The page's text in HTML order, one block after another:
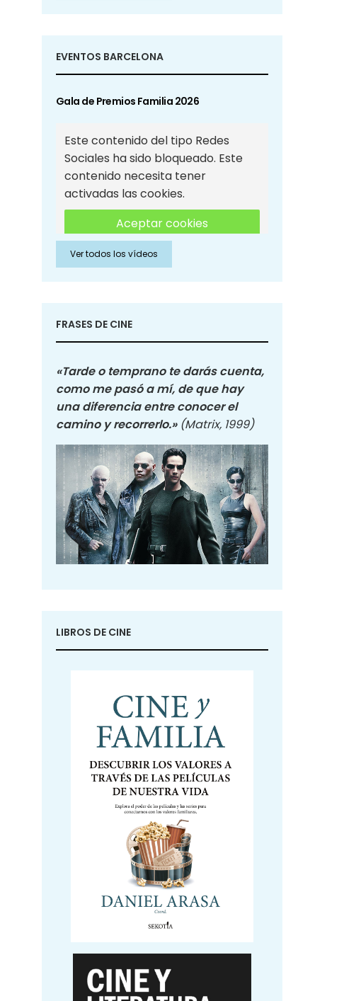
EVENTOS BARCELONA
Gala de Premios Familia 2026
Este contenido del tipo Redes
Sociales ha sido bloqueado. Este
contenido necesita tener
activadas las cookies.
Aceptar cookies
Aceptar cookies de Redes
Sociales
Ver todos los vídeos
FRASES DE CINE
«Tarde o temprano te darás cuenta,
como me pasó a mí, de que hay
una diferencia entre conocer el
camino y recorrerlo.» (Matrix, 1999)
LIBROS DE CINE